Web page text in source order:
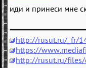
иди и принеси мне
http://rusut.ru/_fr/
https://
http://rusut.ru/